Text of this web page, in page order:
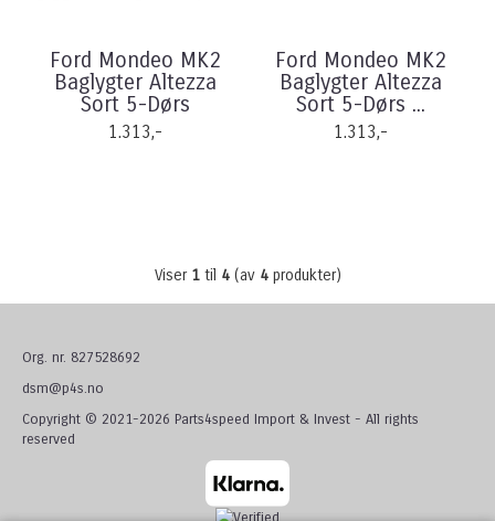
Ford Mondeo MK2
Baglygter Altezza
Sort 5-Dørs
1.313,-
Ford Mondeo MK2
Baglygter Altezza
Sort 5-Dørs ...
1.313,-
Viser 1til 4(av 4produkter)
Org. nr. 827528692
dsm@p4s.no
Copyright © 2021-2026 Parts4speed Import & Invest - All rights
reserved